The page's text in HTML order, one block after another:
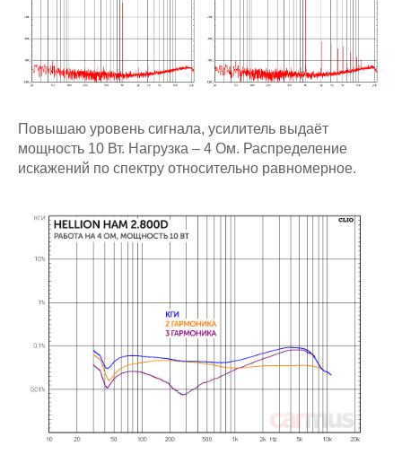
Повышаю уровень сигнала, усилитель выдаёт
мощность 10 Вт. Нагрузка – 4 Ом. Распределение
искажений по спектру относительно равномерное.